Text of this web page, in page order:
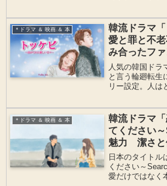
流れていきます
＊ドラマ ＆ 映画 ＆ 本
韓流ドラマ
愛と罪と不
み合ったフ
人気の韓国ドラ
と言う輪廻転生
リー設定。人は
も満載ですが、
されています。
＊ドラマ ＆ 映画 ＆ 本
韓流ドラマ
てください
魅力 潔さと
敵な頑張る
日本のタイトル
ください～
愛だけではなく